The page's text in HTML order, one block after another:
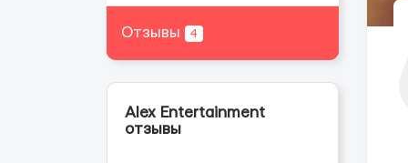
Отзывы 4
Alex Entertainment
отзывы